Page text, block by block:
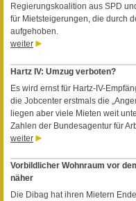
Regierungskoalition aus SPD
für Mietsteigerungen, die durch
aufgehoben.
weiter
Hartz IV: Umzug verboten?
Es wird ernst für Hartz-IV-
die Jobcenter erstmals die
liegen aber viele Mieten weit
Zahlen der Bundesagentur für
weiter
Vorbildlicher Wohnraum vor
näher
Die Dibag hat ihren Mietern